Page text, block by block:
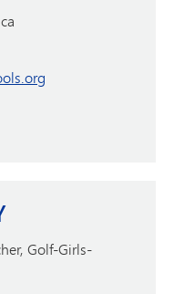
Golf-Girls-